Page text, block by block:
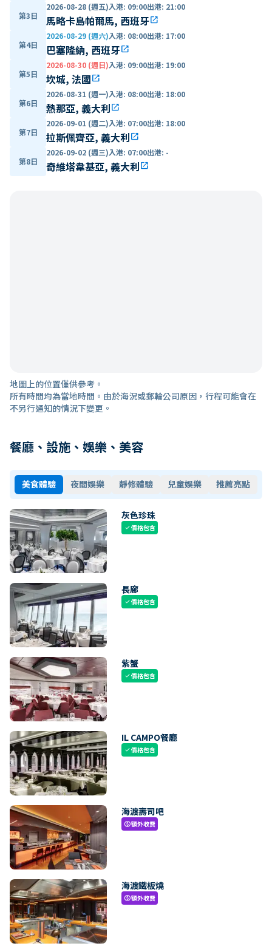
第3日
2026-08-28 (週五)入港: 09:00出港: 21:00
馬略卡島帕爾馬, 西班牙open_in_new
第4日
2026-08-29 (週六)入港: 08:00出港: 17:00
巴塞隆納, 西班牙open_in_new
第5日
2026-08-30 (週日)入港: 09:00出港: 19:00
坎城, 法國open_in_new
第6日
2026-08-31 (週一)入港: 08:00出港: 18:00
熱那亞, 義大利open_in_new
第7日
2026-09-01 (週二)入港: 07:00出港: 18:00
拉斯佩齊亞, 義大利open_in_new
第8日
2026-09-02 (週三)入港: 07:00出港: -
奇維塔韋基亞, 義大利open_in_new
地圖上的位置僅供參考。
所有時間均為當地時間。由於海況或郵輪公司原因，行程可能會在
不另行通知的情況下變更。
餐廳、設施、娛樂、美容
美食體驗 夜間娛樂 靜修體驗 兒童娛樂 推薦亮點
灰色珍珠
check價格包含
長廊
check價格包含
紫蟹
check價格包含
IL CAMPO餐廳
check價格包含
海渡壽司吧
paid額外收費
海渡鐵板燒
paid額外收費